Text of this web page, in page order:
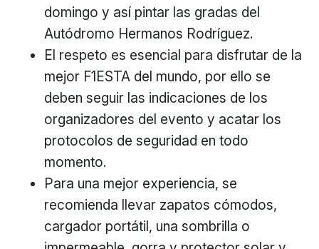
domingo y así pintar las gradas del
Autódromo Hermanos Rodríguez.
El respeto es esencial para disfrutar de la
mejor F1ESTA del mundo, por ello se
deben seguir las indicaciones de los
organizadores del evento y acatar los
protocolos de seguridad en todo
momento.
Para una mejor experiencia, se
recomienda llevar zapatos cómodos,
cargador portátil, una sombrilla o